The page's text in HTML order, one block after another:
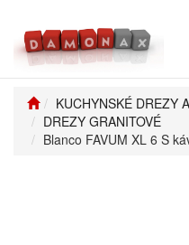
KUCHYNSKÉ DREZY
DREZY GRANITOVÉ
Blanco FAVUM XL 6 S